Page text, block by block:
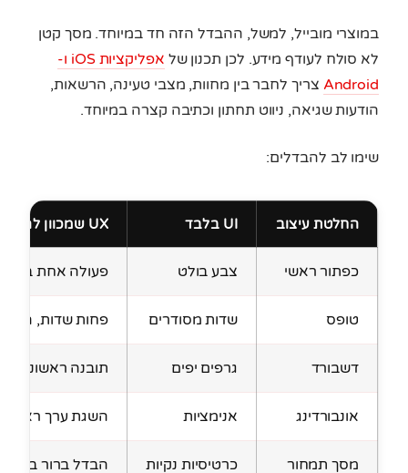
במוצרי מובייל, למשל, ההבדל הזה חד במיוחד. מסך קטן
לא סולח לעודף מידע. לכן תכנון של
אפליקציות iOS ו-
Android צריך לחבר בין מחוות, מצבי טעינה, הרשאות,
הודעות שגיאה, ניווט תחתון וכתיבה קצרה במיוחד.
שימו לב להבדלים:
החלטת עיצוב UI בלבד UX שמכוון להמרה
כפתור ראשי צבע בולט פעולה אחת
טופס שדות מסודרים פחות שדות,
דשבורד גרפים יפים תובנה ראשונה
אונבורדינג אנימציות השגת ערך
מסך תמחור כרטיסיות נקיות הבדל ברור בין